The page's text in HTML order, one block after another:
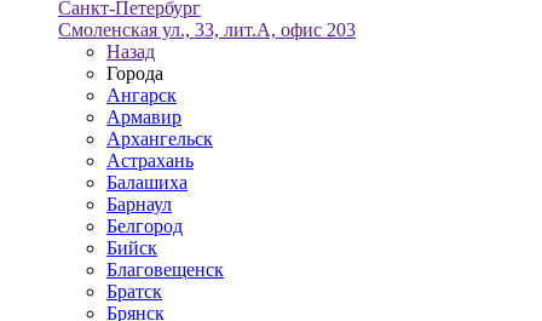
Санкт-Петербург
Смоленская ул., 33, лит.А, офис 203
Назад
Города
Ангарск
Армавир
Архангельск
Астрахань
Балашиха
Барнаул
Белгород
Бийск
Благовещенск
Братск
Брянск